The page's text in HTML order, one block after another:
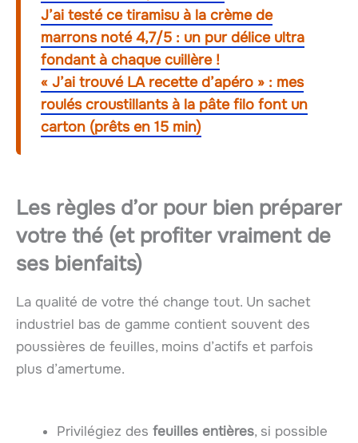
J’ai testé ce tiramisu à la crème de
marrons noté 4,7/5 : un pur délice ultra
fondant à chaque cuillère !
« J’ai trouvé LA recette d’apéro » : mes
roulés croustillants à la pâte filo font un
carton (prêts en 15 min)
Les règles d’or pour bien préparer
votre thé (et profiter vraiment de
ses bienfaits)
La qualité de votre thé change tout. Un sachet
industriel bas de gamme contient souvent des
poussières de feuilles, moins d’actifs et parfois
plus d’amertume.
Privilégiez des feuilles entières, si possible